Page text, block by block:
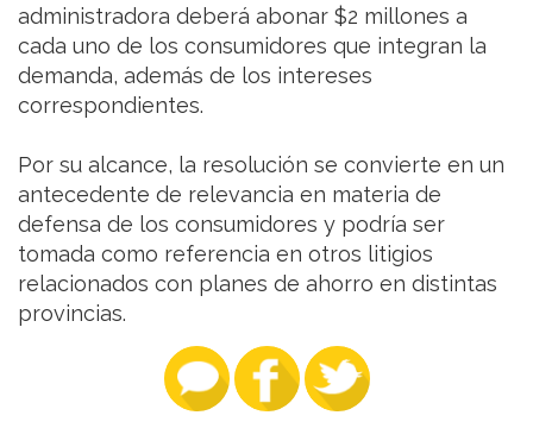
administradora deberá abonar $2 millones a
cada uno de los consumidores que integran la
demanda, además de los intereses
correspondientes.
Por su alcance, la resolución se convierte en un
antecedente de relevancia en materia de
defensa de los consumidores y podría ser
tomada como referencia en otros litigios
relacionados con planes de ahorro en distintas
provincias.